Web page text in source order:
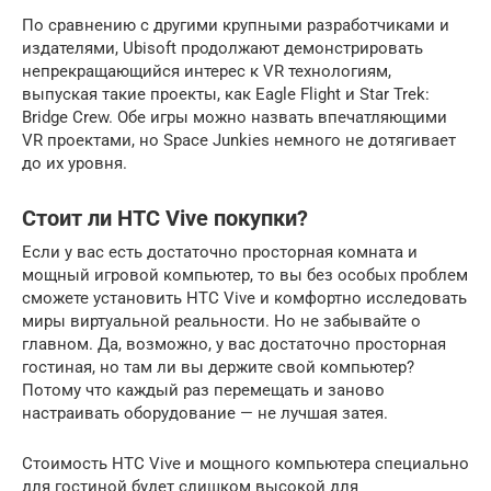
По сравнению с другими крупными разработчиками и
издателями, Ubisoft продолжают демонстрировать
непрекращающийся интерес к VR технологиям,
выпуская такие проекты, как Eagle Flight и Star Trek:
Bridge Crew. Обе игры можно назвать впечатляющими
VR проектами, но Space Junkies немного не дотягивает
до их уровня.
Стоит ли HTC Vive покупки?
Если у вас есть достаточно просторная комната и
мощный игровой компьютер, то вы без особых проблем
сможете установить HTC Vive и комфортно исследовать
миры виртуальной реальности. Но не забывайте о
главном. Да, возможно, у вас достаточно просторная
гостиная, но там ли вы держите свой компьютер?
Потому что каждый раз перемещать и заново
настраивать оборудование — не лучшая затея.
Стоимость HTC Vive и мощного компьютера специально
для гостиной будет слишком высокой для